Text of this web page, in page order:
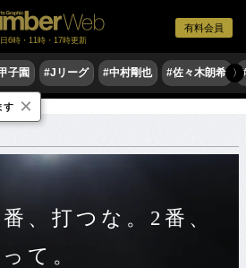
有料会員
6時・11時・17時更新
子園 #Jリーグ #中村剛也 #佐々木朗希 〉
の名言
、打つな。2番、
て。
す ×